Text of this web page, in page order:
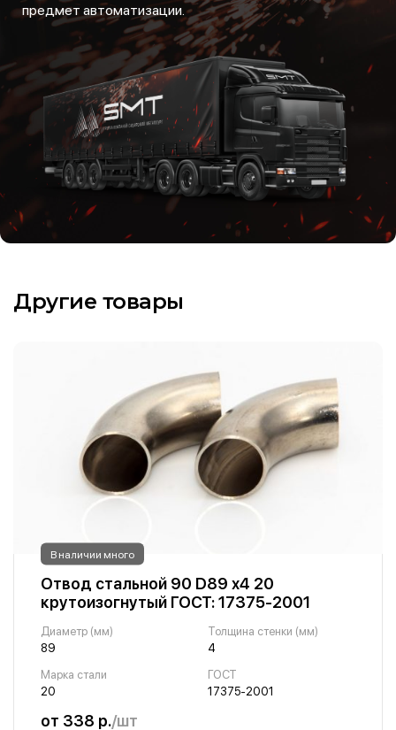
предмет автоматизации.
Другие товары
В наличии много
Отвод стальной 90 D89 х4 20
крутоизогнутый ГОСТ: 17375-2001
Диаметр (мм)
89
Толщина стенки (мм)
4
Марка стали
20
ГОСТ
17375-2001
от 338 р./шт